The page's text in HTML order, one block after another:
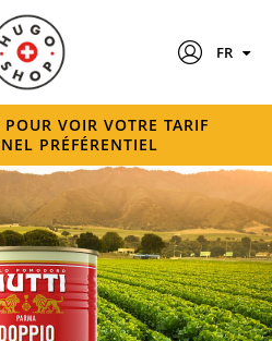
FR
VOIR VOTRE TARIF
PRÉFÉRENTIEL